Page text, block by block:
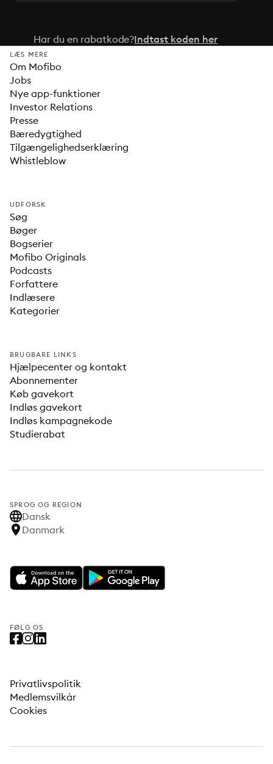
Har du en rabatkode?Indtast koden her
LÆS MERE
Om Mofibo
Jobs
Nye app-funktioner
Investor Relations
Presse
Bæredygtighed
Tilgængelighedserklæring
Whistleblow
UDFORSK
Søg
Bøger
Bogserier
Mofibo Originals
Podcasts
Forfattere
Indlæsere
Kategorier
BRUGBARE LINKS
Hjælpecenter og kontakt
Abonnementer
Køb gavekort
Indløs gavekort
Indløs kampagnekode
Studierabat
SPROG OG REGION
Dansk
Danmark
FØLG OS
Privatlivspolitik
Medlemsvilkår
Cookies